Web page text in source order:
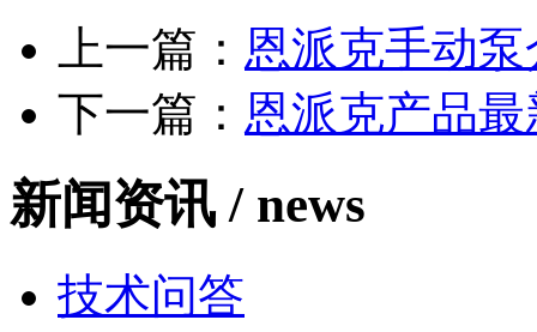
上一篇： 恩派克手动
下一篇： 恩派克产品
新闻资讯 / news
技术问答